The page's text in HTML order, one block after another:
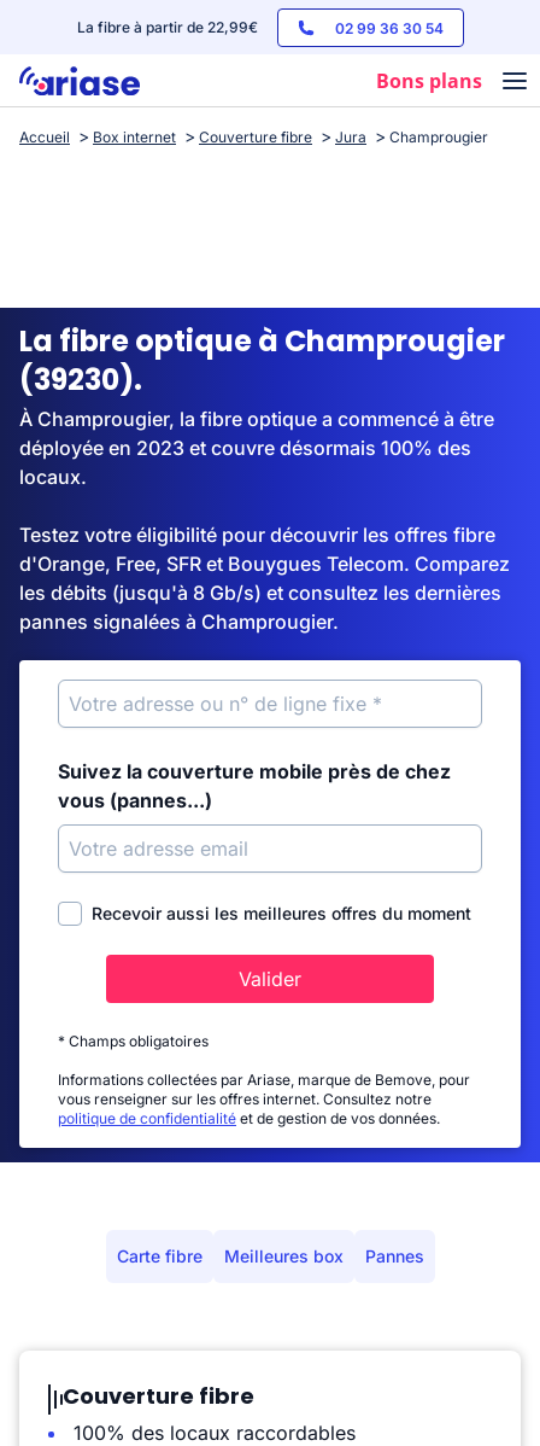
La fibre à partir de 22,99€ 02 99 36 30 54
Bons plans
Box internet
Streaming
Accueil Box internet Couverture fibre Jura Champrougier
La fibre optique à Champrougier
(39230).
À Champrougier, la fibre optique a commencé à être
déployée en 2023 et couvre désormais 100% des
locaux.
Testez votre éligibilité pour découvrir les offres fibre
d'Orange, Free, SFR et Bouygues Telecom. Comparez
les débits (jusqu'à 8 Gb/s) et consultez les dernières
pannes signalées à Champrougier.
Suivez la couverture mobile près de chez
vous (pannes...)
Recevoir aussi les meilleures offres du moment
Valider
* Champs obligatoires
Informations collectées par Ariase, marque de Bemove, pour
vous renseigner sur les offres internet. Consultez notre
politique de confidentialité et de gestion de vos données.
Carte fibre Meilleures box Pannes
Couverture fibre
100% des locaux raccordables